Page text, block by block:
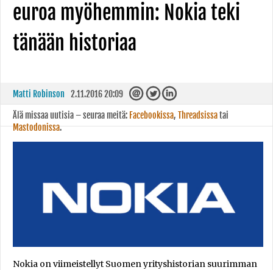
euroa myöhemmin: Nokia teki
tänään historiaa
Matti Robinson 2.11.2016 20:09
Älä missaa uutisia – seuraa meitä: Facebookissa, Threadsissatai
Mastodonissa.
Nokia on viimeistellyt Suomen yrityshistorian suurimman